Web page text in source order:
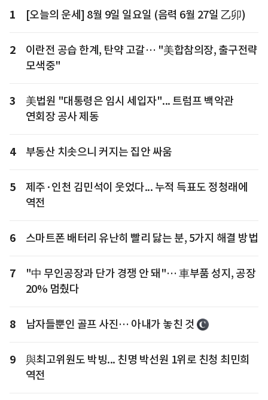
1 [오늘의 운세] 8월 9일 일요일 (음력 6월 27일 乙卯)
2
이란전 공습 한계, 탄약 고갈… "美합참의장, 출구전략
모색중"
3
美법원 "대통령은 임시 세입자"... 트럼프 백악관
연회장 공사 제동
4 부동산 치솟으니 커지는 집안 싸움
5
제주·인천 김민석이 웃었다... 누적 득표도 정청래에
역전
6 스마트폰 배터리 유난히 빨리 닳는 분, 5가지 해결 방법
7
"中 무인공장과 단가 경쟁 안 돼"… 車부품 성지, 공장
20% 멈췄다
8 남자들뿐인 골프 사진… 아내가 놓친 것
9
與최고위원도 박빙... 친명 박선원 1위로 친청 최민희
역전